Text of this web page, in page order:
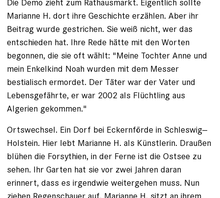
Die Demo zieht zum Rathausmarkt. Eigentlich sollte
Marianne H. dort ihre Geschichte erzählen. Aber ihr
Beitrag wurde gestrichen. Sie weiß nicht, wer das
entschieden hat. Ihre Rede hätte mit den Worten
begonnen, die sie oft wählt: "Meine Tochter Anne und
mein Enkelkind Noah wurden mit dem Messer
bestialisch ermordet. Der Täter war der Vater und
Lebensgefährte, er war 2002 als Flüchtling aus
Algerien gekommen."
Ortswechsel. Ein Dorf bei Eckernförde in Schleswig-­
Holstein. Hier lebt Marianne H. als Künstlerin. Draußen
blühen die Forsythien, in der Ferne ist die Ostsee zu
sehen. Ihr Garten hat sie vor zwei Jahren daran
erinnert, dass es irgendwie weitergehen muss. Nun